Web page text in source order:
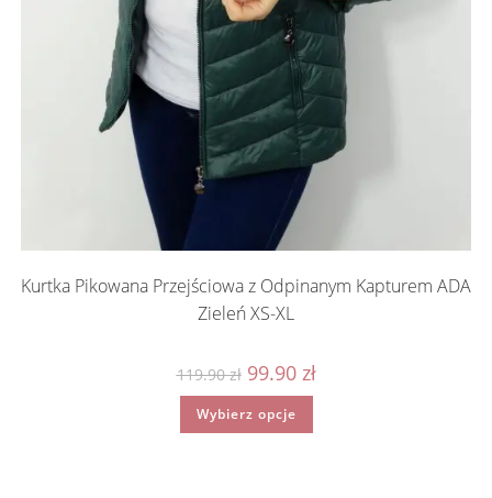
Kurtka Pikowana Przejściowa z Odpinanym Kapturem ADA
Zieleń XS-XL
119.90zł Pierwotna
cena
wynosiła:
119.90 zł.
99.90 złAktualna
Wybierz opcje
Ten
ma